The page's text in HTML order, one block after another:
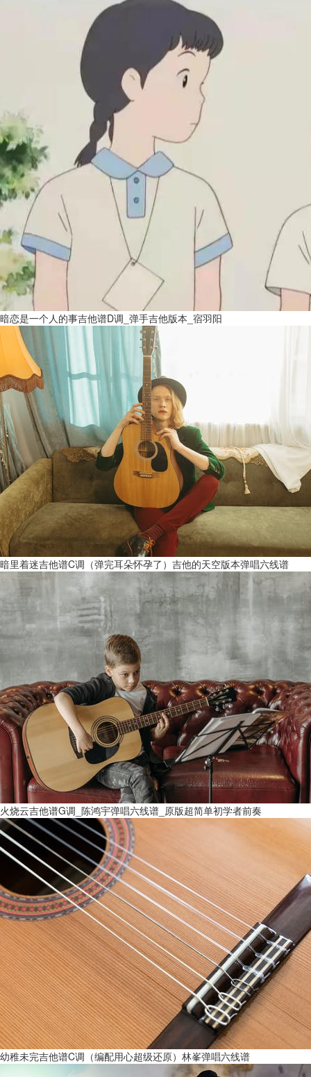
暗恋是一个人的事吉他谱D调_弹手吉他版本_宿羽阳
暗里着迷吉他谱C调（弹完耳朵怀孕了）吉他的天空版本弹唱六线谱
火烧云吉他谱G调_陈鸿宇弹唱六线谱_原版超简单初学者前奏
幼稚未完吉他谱C调（编配用心超级还原）林峯弹唱六线谱